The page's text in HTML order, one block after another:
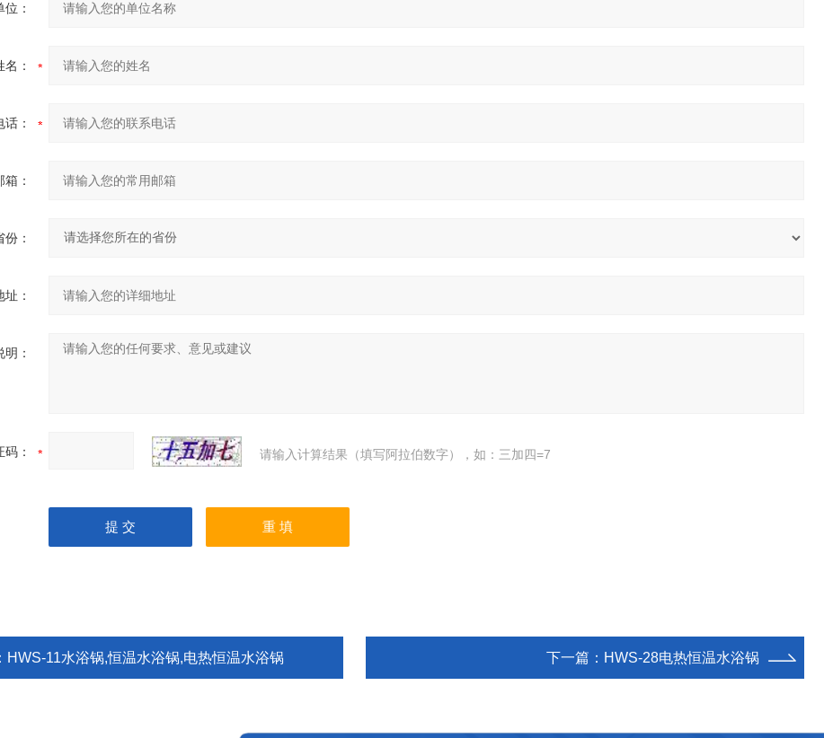
：
：
：
：
份：
：
：
码： 请输入计算结果（填写阿拉伯数字），如：三加四=7
HWS-11水浴锅,恒温水浴锅,电热恒温水浴锅 下一篇： HWS-28电热恒温水浴锅